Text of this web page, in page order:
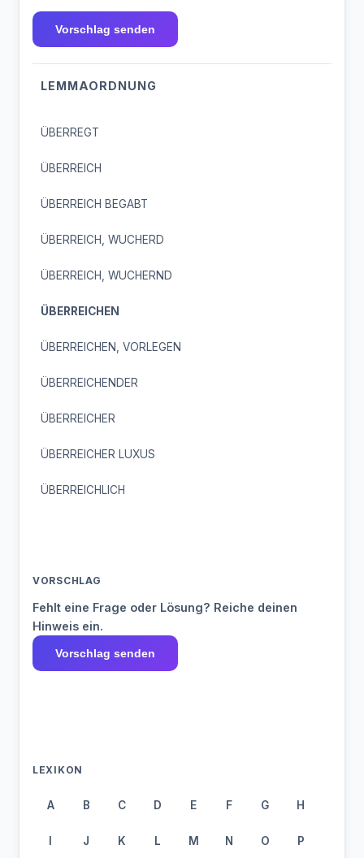
Vorschlag senden
LEMMAORDNUNG
ÜBERREGT
ÜBERREICH
ÜBERREICH BEGABT
ÜBERREICH, WUCHERD
ÜBERREICH, WUCHERND
ÜBERREICHEN
ÜBERREICHEN, VORLEGEN
ÜBERREICHENDER
ÜBERREICHER
ÜBERREICHER LUXUS
ÜBERREICHLICH
VORSCHLAG
Fehlt eine Frage oder Lösung? Reiche deinen
Hinweis ein.
Vorschlag senden
LEXIKON
A B C D E F G H
I J K L M N O P